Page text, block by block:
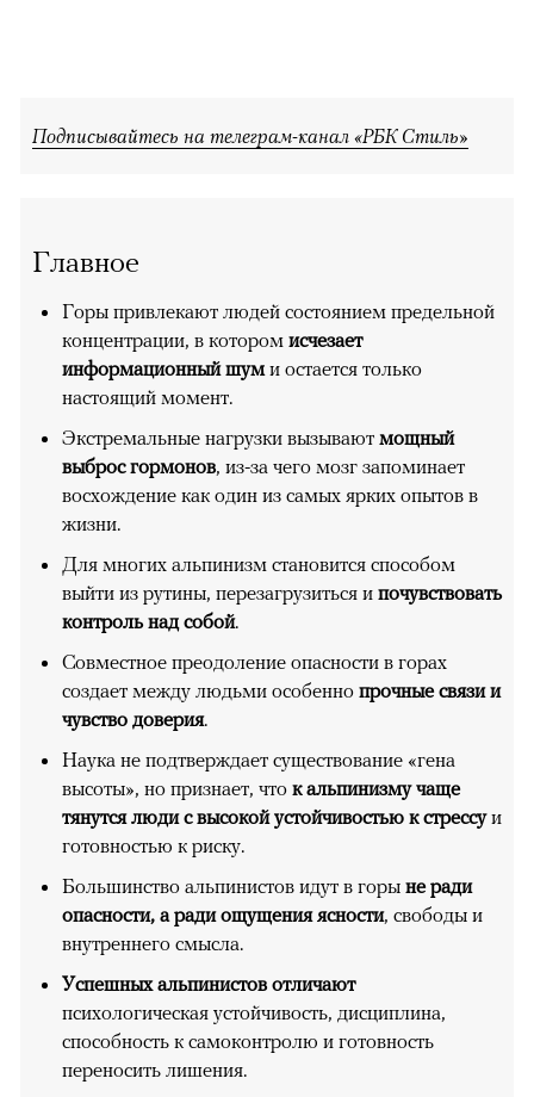
Подписывайтесь на телеграм-канал «РБК Стиль»
Главное
Горы привлекают людей состоянием предельной
концентрации, в котором исчезает
информационный шуми остается только
настоящий момент.
Экстремальные нагрузки вызывают мощный
выброс гормонов, из-за чего мозг запоминает
восхождение как один из самых ярких опытов в
жизни.
Для многих альпинизм становится способом
выйти из рутины, перезагрузиться и почувствовать
контроль над собой.
Совместное преодоление опасности в горах
создает между людьми особенно прочные связи и
чувство доверия.
Наука не подтверждает существование «гена
высоты», но признает, что к альпинизму чаще
тянутся люди с высокой устойчивостью к стрессуи
готовностью к риску.
Большинство альпинистов идут в горы не ради
опасности, а ради ощущения ясности, свободы и
внутреннего смысла.
Успешных альпинистов отличают
психологическая устойчивость, дисциплина,
способность к самоконтролю и готовность
переносить лишения.